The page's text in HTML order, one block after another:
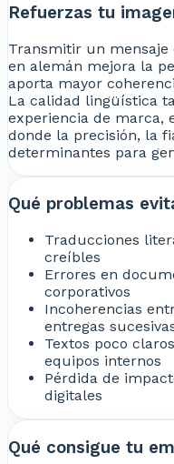
Refuerzas tu
Transmitir un mensaje
en alemán mejora la
aporta mayor
La calidad lingüística
experiencia de marca,
donde la precisión, la
determinantes para
Qué problemas
Traducciones
creíbles
Errores en
corporativos
Incoherencias
entregas
Textos poco
equipos internos
Pérdida de
digitales
Qué consigue tu